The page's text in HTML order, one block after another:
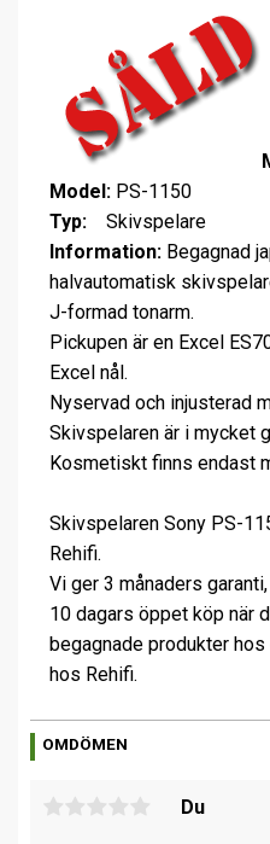
Model: PS-1150
Typ: Skivspelare
Information: Begagnad
halvautomatisk
J-formad tonarm.
Pickupen är en Excel
Excel nål.
Nyservad och injusterad
Skivspelaren är i mycket
Kosmetiskt finns endast
Skivspelaren Sony PS-
Rehifi.
Vi ger 3 månaders
10 dagars öppet köp när
begagnade produkter
hos Rehifi.
OMDÖMEN
Du